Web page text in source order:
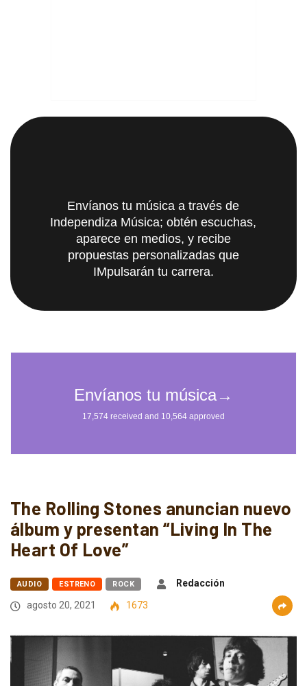
Envíanos tu música a través de
Independiza Música; obtén escuchas,
aparece en medios, y recibe
propuestas personalizadas que
IMpulsarán tu carrera.
The Rolling Stones anuncian nuevo
álbum y presentan “Living In The
Heart Of Love”
AUDIO ESTRENO ROCK
Redacción
agosto 20, 2021
1673